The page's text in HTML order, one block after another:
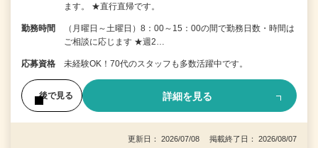
ます。 ★直行直帰です。
勤務時間
（月曜日～土曜日）8：00～15：00の間で勤務日数・時間は
ご相談に応じます ★週2…
応募資格 未経験OK！70代のスタッフも多数活躍中です。
後で見る 詳細を見る
更新日： 2026/07/08 掲載終了日： 2026/08/07